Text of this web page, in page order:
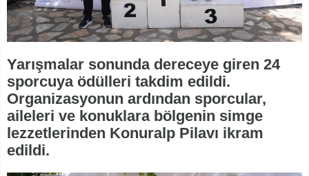
Yarışmalar sonunda dereceye giren 24
sporcuya ödülleri takdim edildi.
Organizasyonun ardından sporcular,
aileleri ve konuklara bölgenin simge
lezzetlerinden Konuralp Pilavı ikram
edildi.